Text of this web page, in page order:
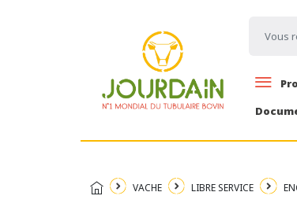
VACHE LIBRE SERVICE